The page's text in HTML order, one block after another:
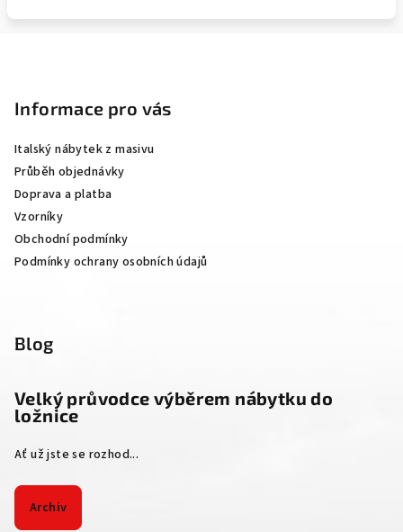
Informace pro vás
Italský nábytek z masivu
Průběh objednávky
Doprava a platba
Vzorníky
Obchodní podmínky
Podmínky ochrany osobních údajů
Blog
Velký průvodce výběrem nábytku do
ložnice
Ať už jste se rozhod...
Archiv